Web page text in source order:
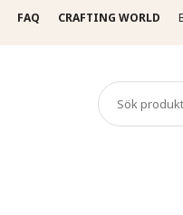
FAQ CRAFTING WORLD